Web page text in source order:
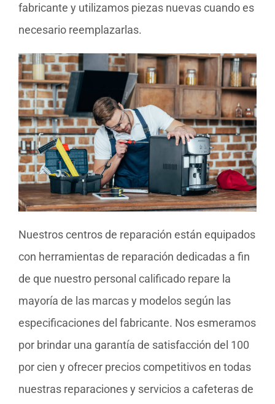
fabricante y utilizamos piezas nuevas cuando es
necesario reemplazarlas.
Nuestros centros de reparación están equipados
con herramientas de reparación dedicadas a fin
de que nuestro personal calificado repare la
mayoría de las marcas y modelos según las
especificaciones del fabricante. Nos esmeramos
por brindar una garantía de satisfacción del 100
por cien y ofrecer precios competitivos en todas
nuestras reparaciones y servicios a cafeteras de